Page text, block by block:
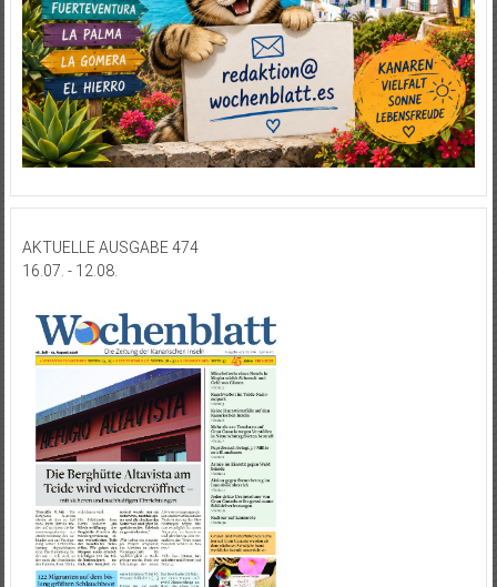
AKTUELLE AUSGABE 474
16.07. - 12.08.